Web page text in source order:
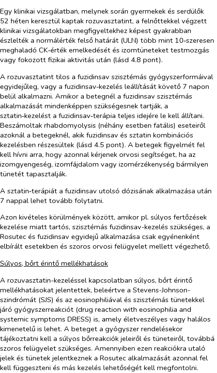
Egy klinikai vizsgálatban, melynek során gyermekek és serdülők
52 héten keresztül kaptak rozuvasztatint, a felnőttekkel végzett
klinikai vizsgálatokban megfigyeltekhez képest gyakrabban
észlelték a normálérték felső határát (ULN) több mint 10‑szeresen
meghaladó CK‑érték emelkedését és izomtüneteket testmozgás
vagy fokozott fizikai aktivitás után (lásd 4.8 pont).
A rozuvasztatint tilos a fuzidinsav szisztémás gyógyszerformáival
egyidejűleg, vagy a fuzidinsav‑kezelés leállítását követő 7 napon
belül alkalmazni. Amikor a betegnél a fuzidinsav szisztémás
alkalmazását mindenképpen szükségesnek tartják, a
sztatin‑kezelést a fuzidinsav‑terápia teljes idejére le kell állítani.
Beszámoltak rhabdomyolysis (néhány esetben fatális) eseteiről
azoknál a betegeknél, akik fuzidinsav és sztatin kombinációs
kezelésben részesültek (lásd 4.5 pont). A betegek figyelmét fel
kell hívni arra, hogy azonnal kérjenek orvosi segítséget, ha az
izomgyengeség, izomfájdalom vagy izomérzékenység bármilyen
tünetét tapasztalják.
A sztatin‑terápiát a fuzidinsav utolsó dózisának alkalmazása után
7 nappal lehet tovább folytatni.
Azon kivételes körülmények között, amikor pl. súlyos fertőzések
kezelése miatt tartós, szisztémás fuzidinsav-kezelés szükséges, a
Rosutec és fuzidinsav egyidejű alkalmazása csak egyénenként
elbírált esetekben és szoros orvosi felügyelet mellett végezhető.
Súlyos, bőrt érintő mellékhatások
A rozuvasztatin-kezeléssel kapcsolatban súlyos, bőrt érintő
mellékhatásokat jelentettek, beleértve a Stevens-Johnson-
szindrómát (SJS) és az eosinophiliával és szisztémás tünetekkel
járó gyógyszerreakciót (drug reaction with eosinophilia and
systemic symptoms DRESS) is, amely életveszélyes vagy halálos
kimenetelű is lehet. A beteget a gyógyszer rendelésekor
tájékoztatni kell a súlyos bőrreakciók jeleiről és tüneteiről, továbbá
szoros felügyelet szükséges. Amennyiben ezen reakciókra utaló
jelek és tünetek jelentkeznek a Rosutec alkalmazását azonnal fel
kell függeszteni és más kezelés lehetőségét kell megfontolni.